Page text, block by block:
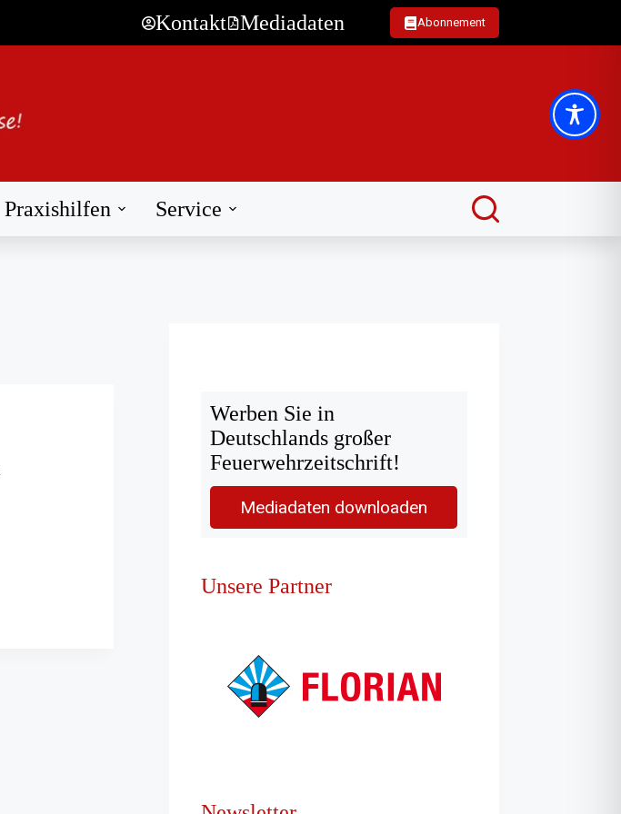
Kontakt Mediadaten Abonnement
Praxishilfen Service
Werben Sie in
Deutschlands großer
Feuerwehrzeitschrift!
Mediadaten downloaden
Unsere Partner